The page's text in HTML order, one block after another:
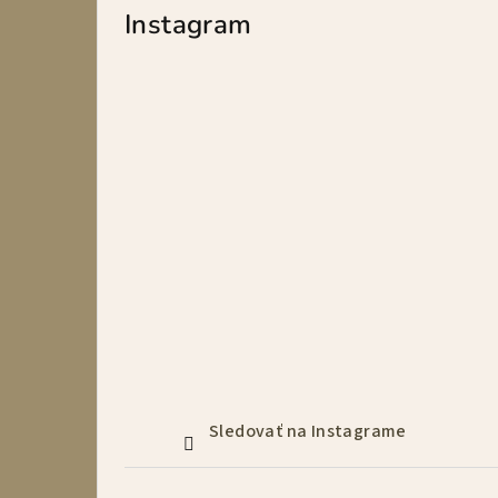
Instagram
Sledovať na Instagrame